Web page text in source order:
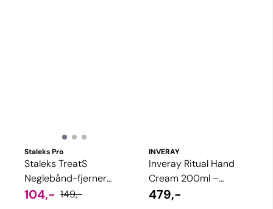
Staleks Pro
Staleks TreatS
Neglebånd-fjerner
(Cuticle Remover)
104,- 149,-
INVERAY
Inveray Ritual Hand
Cream 200ml –
Intensiv fuktighet og
479,-